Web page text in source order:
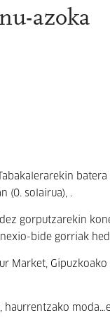
azoka
(0. solairua), .
gorputzarekin
bide gorriak
Market,
haurrentzako